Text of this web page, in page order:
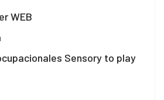
WEB
Sensory to play